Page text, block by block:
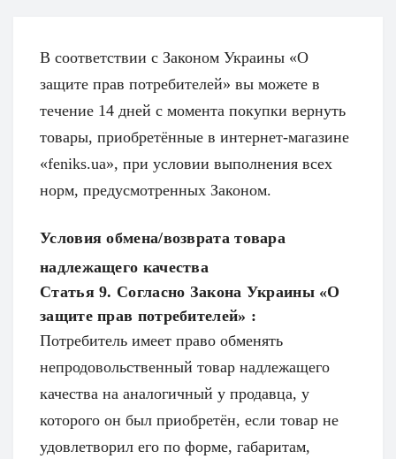
В соответствии с Законом Украины «О
защите прав потребителей» вы можете в
течение 14 дней с момента покупки вернуть
товары, приобретённые в интернет-магазине
«feniks.ua», при условии выполнения всех
норм, предусмотренных Законом.
Условия обмена/возврата товара
надлежащего качества
Статья 9. Согласно Закона Украины «О
защите прав потребителей» :
Потребитель имеет право обменять
непродовольственный товар надлежащего
качества на аналогичный у продавца, у
которого он был приобретён, если товар не
удовлетворил его по форме, габаритам,